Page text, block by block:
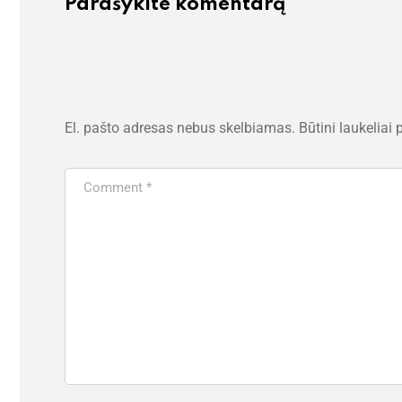
Parašykite komentarą
El. pašto adresas nebus skelbiamas. Būtini laukeliai